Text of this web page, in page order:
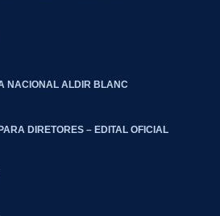
NACIONAL ALDIR BLANC
DIRETORES – EDITAL OFICIAL